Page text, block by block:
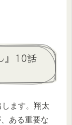
』10話
ます。翔太
ある重要な